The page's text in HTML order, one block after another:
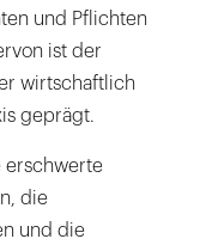
und Pflichten
ist der
wirtschaftlich
geprägt.
erschwerte
die
und die